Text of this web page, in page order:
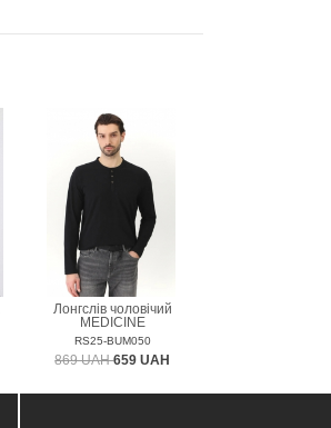
Лонгслів чоловічий
MEDICINE
RS25-BUM050
869 UAH659 UAH